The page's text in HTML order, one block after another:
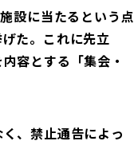
設に当たるという点
た。これに先立
容とする「集会・
、禁止通告によっ